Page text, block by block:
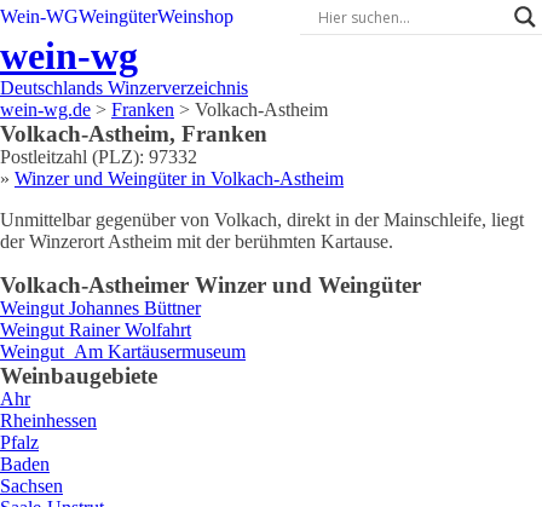
Wein-WGWeingüterWeinshop
wein-wg
Deutschlands Winzerverzeichnis
wein-wg.de > Franken > Volkach-Astheim
Volkach-Astheim, Franken
Postleitzahl (PLZ): 97332
» Winzer und Weingüter in Volkach-Astheim
Unmittelbar gegenüber von Volkach, direkt in der Mainschleife, liegt
der Winzerort Astheim mit der berühmten Kartause.
Volkach-Astheimer Winzer und Weingüter
Weingut Johannes Büttner
Weingut Rainer Wolfahrt
Weingut Am Kartäusermuseum
Weinbaugebiete
Ahr
Rheinhessen
Pfalz
Baden
Sachsen